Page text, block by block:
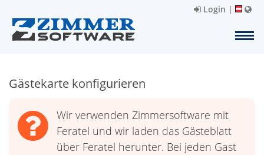
Login |
Gästekarte konfigurieren
Wir verwenden Zimmersoftware mit
Feratel und wir laden das Gästeblatt
über Feratel herunter. Bei jeden Gast